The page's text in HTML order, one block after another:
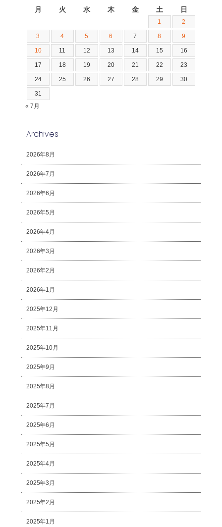
月 火 水 木 金 土 日
1 2
3 4 5 6 7 8 9
10 11 12 13 14 15 16
17 18 19 20 21 22 23
24 25 26 27 28 29 30
31
« 7月
Archives
2026年8月
2026年7月
2026年6月
2026年5月
2026年4月
2026年3月
2026年2月
2026年1月
2025年12月
2025年11月
2025年10月
2025年9月
2025年8月
2025年7月
2025年6月
2025年5月
2025年4月
2025年3月
2025年2月
2025年1月